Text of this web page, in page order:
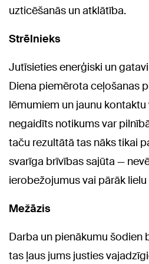
uzticēšanās un atklātība.
Strēlnieks
Jutīsieties enerģiski un
Diena piemērota ceļošanas
lēmumiem un jaunu
negaidīts notikums var
taču rezultātā tas nāks tikai
svarīga brīvības sajūta —
ierobežojumus vai pārāk
Mežāzis
Darba un pienākumu šodien
tas ļaus jums justies